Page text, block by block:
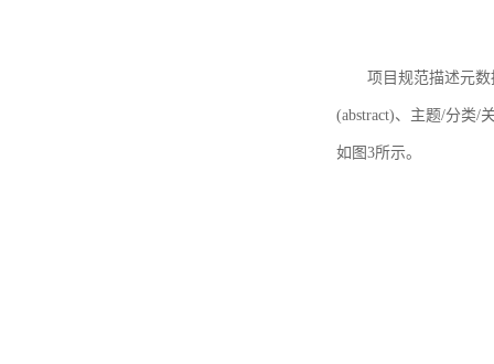
项目规范描述元
(abstract)、主题/分类/
如图3所示。